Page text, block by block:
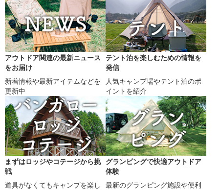
アウトドア関連の最新ニュース
をお届け
新着情報や最新アイテムなどを
更新中
テント泊を楽しむための情報を
発信
人気キャンプ場やテント泊のポ
イントを紹介
まずはロッジやコテージから挑
戦
道具がなくてもキャンプを楽し
グランピングで快適アウトドア
体験
最新のグランピング施設や便利